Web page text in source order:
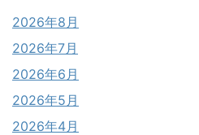
2026年8月
2026年7月
2026年6月
2026年5月
2026年4月